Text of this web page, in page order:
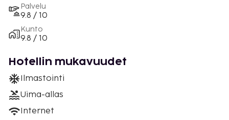
Palvelu
9.8 / 10
Kunto
9.8 / 10
Hotellin mukavuudet
Ilmastointi
Uima-allas
Internet